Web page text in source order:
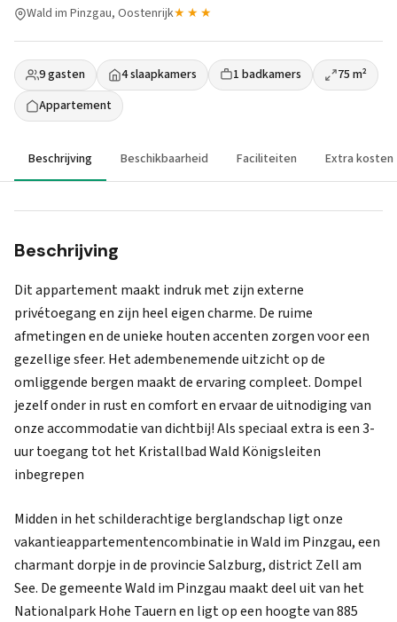
Wald im Pinzgau, Oostenrijk★★★
9 gasten 4 slaapkamers 1 badkamers
75 m²
Appartement
Beschrijving Beschikbaarheid Faciliteiten Extra kosten
Beschrijving
Dit appartement maakt indruk met zijn externe
privétoegang en zijn heel eigen charme. De ruime
afmetingen en de unieke houten accenten zorgen voor een
gezellige sfeer. Het adembenemende uitzicht op de
omliggende bergen maakt de ervaring compleet. Dompel
jezelf onder in rust en comfort en ervaar de uitnodiging van
onze accommodatie van dichtbij! Als speciaal extra is een 3-
uur toegang tot het Kristallbad Wald Königsleiten
inbegrepen
Midden in het schilderachtige berglandschap ligt onze
vakantieappartementencombinatie in Wald im Pinzgau, een
charmant dorpje in de provincie Salzburg, district Zell am
See. De gemeente Wald im Pinzgau maakt deel uit van het
Nationalpark Hohe Tauern en ligt op een hoogte van 885